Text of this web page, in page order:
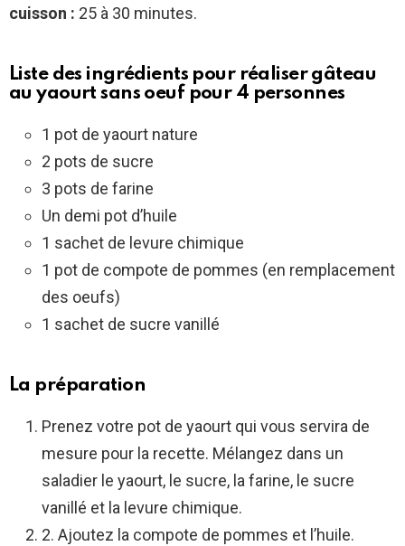
cuisson : 25 à 30 minutes.
Liste des ingrédients pour réaliser gâteau
au yaourt sans oeuf pour 4 personnes
1 pot de yaourt nature
2 pots de sucre
3 pots de farine
Un demi pot d’huile
1 sachet de levure chimique
1 pot de compote de pommes (en remplacement
des oeufs)
1 sachet de sucre vanillé
La préparation
Prenez votre pot de yaourt qui vous servira de
mesure pour la recette. Mélangez dans un
saladier le yaourt, le sucre, la farine, le sucre
vanillé et la levure chimique.
2. Ajoutez la compote de pommes et l’huile.